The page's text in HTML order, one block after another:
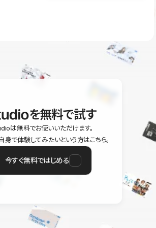
・相談できるコミュニティもご利用ください。
を無料で試す
は無料でお使いいただけます。
身で体験してみたいという方はこちら。
今すぐ無料ではじめる